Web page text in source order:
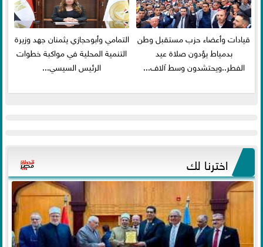
قيادات وأعضاء حزب مستقبل وطن
بدمياط يؤدون صلاة عيد
الفطر..ويحتشدون وسط آلاف...
التمامي وأبوحجازي يثمنان جهد وزيرة
التنمية المحلية في مواكبة خطوات
الرئيس السيسي...
اخترنا لك